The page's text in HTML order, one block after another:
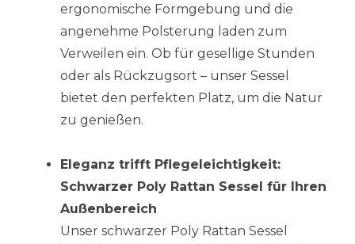
ergonomische Formgebung und die
angenehme Polsterung laden zum
Verweilen ein. Ob für gesellige Stunden
oder als Rückzugsort – unser Sessel
bietet den perfekten Platz, um die Natur
zu genießen.
Eleganz trifft Pflegeleichtigkeit:
Schwarzer Poly Rattan Sessel für Ihren
Außenbereich
Unser schwarzer Poly Rattan Sessel